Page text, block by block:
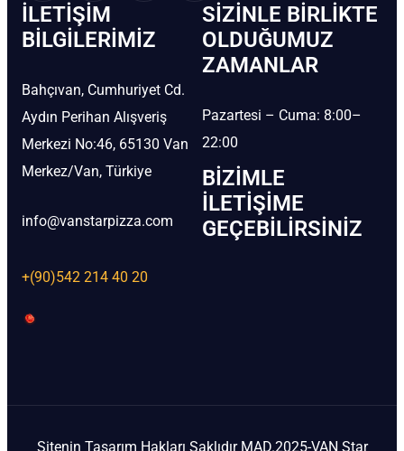
İLETIŞIM
BİLGILERIMIZ
Bahçıvan, Cumhuriyet Cd.
Aydın Perihan Alışveriş
Merkezi No:46, 65130 Van
Merkez/Van, Türkiye
info@vanstarpizza.com
+(90)542 214 40 20
SIZINLE BIRLIKTE
OLDUĞUMUZ
ZAMANLAR
Pazartesi – Cuma: 8:00–
22:00
BIZIMLE
İLETIŞIME
GEÇEBILIRSINIZ
Sitenin Tasarım Hakları Saklıdır MAD.2025-VAN Star